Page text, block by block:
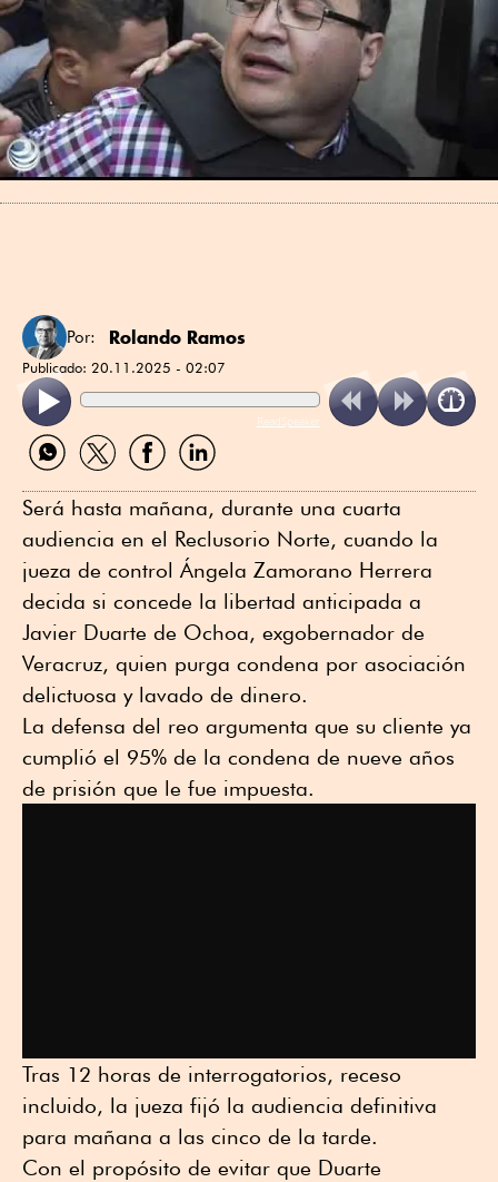
Por: Rolando Ramos
Publicado: 20.11.2025 - 02:07
ReadSpeaker
Compartir
por
Compartir
por
Compartir
por
Compartir
por
Será hasta mañana, durante una cuarta
audiencia en el Reclusorio Norte, cuando la
jueza de control Ángela Zamorano Herrera
decida si concede la libertad anticipada a
Javier Duarte de Ochoa, exgobernador de
Veracruz, quien purga condena por asociación
delictuosa y lavado de dinero.
La defensa del reo argumenta que su cliente ya
cumplió el 95% de la condena de nueve años
de prisión que le fue impuesta.
Tras 12 horas de interrogatorios, receso
incluido, la jueza fijó la audiencia definitiva
para mañana a las cinco de la tarde.
Con el propósito de evitar que Duarte